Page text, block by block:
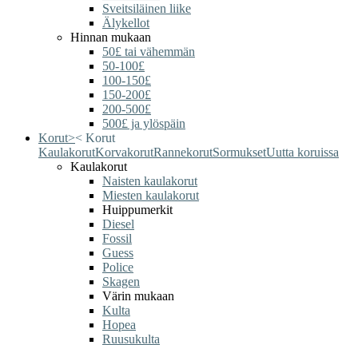
Sveitsiläinen liike
Älykellot
Hinnan mukaan
50£ tai vähemmän
50-100£
100-150£
150-200£
200-500£
500£ ja ylöspäin
Korut>< Korut
KaulakorutKorvakorutRannekorutSormuksetUutta koruissa
Kaulakorut
Naisten kaulakorut
Miesten kaulakorut
Huippumerkit
Diesel
Fossil
Guess
Police
Skagen
Värin mukaan
Kulta
Hopea
Ruusukulta